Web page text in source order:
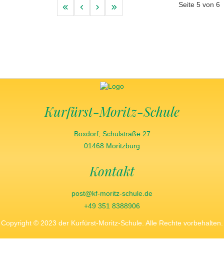
Seite 5 von 6
Kurfürst-Moritz-Schule
Boxdorf, Schulstraße 27
01468 Moritzburg
Kontakt
post@kf-moritz-schule.de
+49 351 8388906
Copyright © 2023 der Kurfürst-Moritz-Schule. Alle Rechte vorbehalten.